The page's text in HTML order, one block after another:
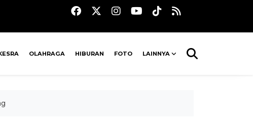
OLAHRAGA HIBURAN FOTO LAINNYA